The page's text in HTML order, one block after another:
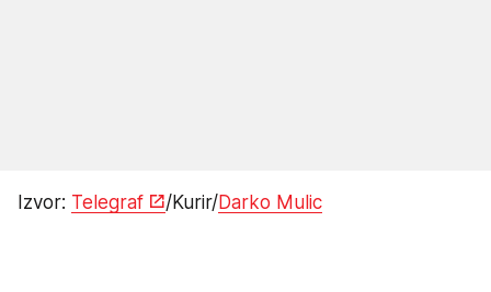
Izvor: Telegraf /Kurir/Darko Mulic